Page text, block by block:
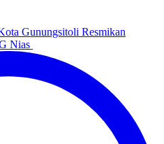
Gunungsitoli Resmikan
Nias